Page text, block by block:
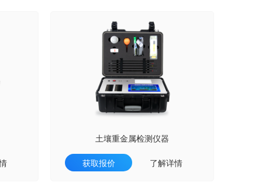
土壤重金属检测仪器
获取报价 了解详情